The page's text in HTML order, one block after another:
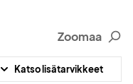
Zoomaa
Katso lisätarvikkeet